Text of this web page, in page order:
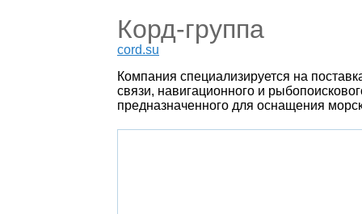
Корд-группа
cord.su
Компания специализируется на
связи, навигационного и
предназначенного для оснащения